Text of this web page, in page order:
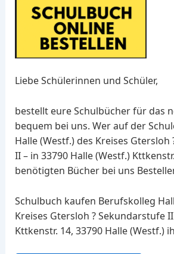
Liebe Schülerinnen und Schüler,
bestellt eure Schulbücher für das
bequem bei uns. Wer auf der
Halle (Westf.) des Kreises
II – in 33790 Halle (Westf.)
benötigten Bücher bei uns
Schulbuch kaufen Berufskolleg
Kreises Gtersloh ? Sekundarstufe
Kttkenstr. 14, 33790 Halle (Westf.)